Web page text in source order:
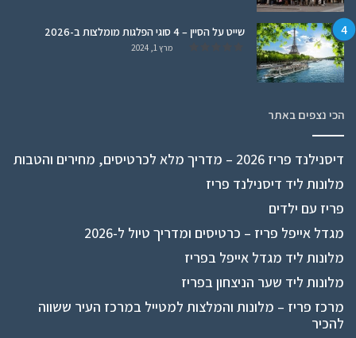
שייט על הסיין – 4 סוגי הפלגות מומלצות ב-2026
מרץ 1, 2024
הכי נצפים באתר
דיסנילנד פריז 2026 – מדריך מלא לכרטיסים, מחירים והטבות
מלונות ליד דיסנילנד פריז
פריז עם ילדים
מגדל אייפל פריז – כרטיסים ומדריך טיול ל-2026
מלונות ליד מגדל אייפל בפריז
מלונות ליד שער הניצחון בפריז
מרכז פריז – מלונות והמלצות למטייל במרכז העיר ששווה
להכיר